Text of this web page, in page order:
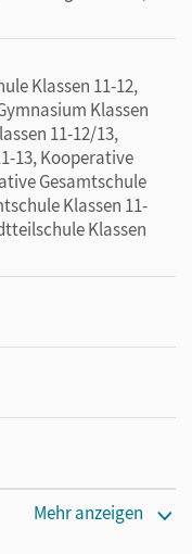
Klassen 11-12,
Klassen
11-12/13,
13, Kooperative
Gesamtschule
Klassen 11-
Klassen
Mehr anzeigen